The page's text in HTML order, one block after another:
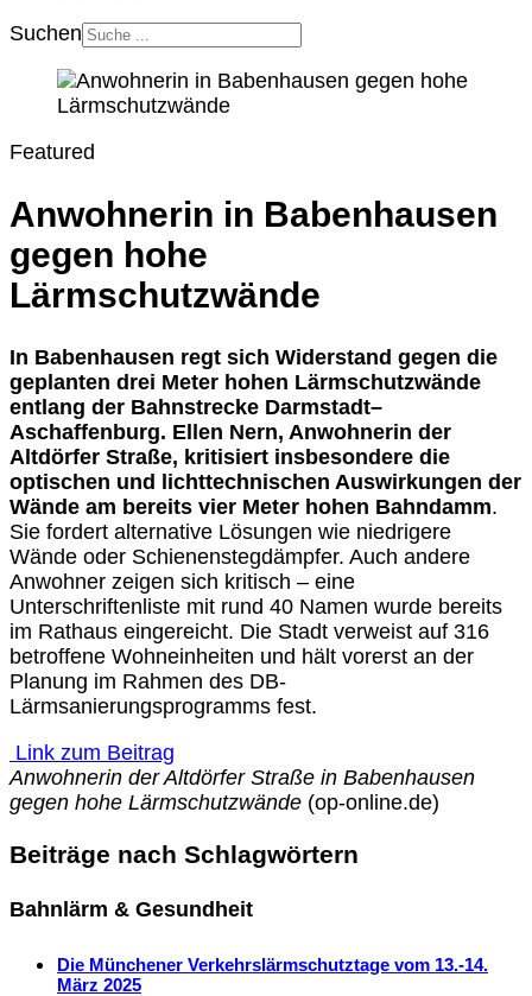
Suchen
Featured
Anwohnerin in Babenhausen
gegen hohe
Lärmschutzwände
In Babenhausen regt sich Widerstand gegen die
geplanten drei Meter hohen Lärmschutzwände
entlang der Bahnstrecke Darmstadt–
Aschaffenburg. Ellen Nern, Anwohnerin der
Altdörfer Straße, kritisiert insbesondere die
optischen und lichttechnischen Auswirkungen der
Wände am bereits vier Meter hohen Bahndamm.
Sie fordert alternative Lösungen wie niedrigere
Wände oder Schienenstegdämpfer. Auch andere
Anwohner zeigen sich kritisch – eine
Unterschriftenliste mit rund 40 Namen wurde bereits
im Rathaus eingereicht. Die Stadt verweist auf 316
betroffene Wohneinheiten und hält vorerst an der
Planung im Rahmen des DB-
Lärmsanierungsprogramms fest.
Link zum Beitrag
Anwohnerin der Altdörfer Straße in Babenhausen
gegen hohe Lärmschutzwände (op-online.de)
Beiträge nach Schlagwörtern
Bahnlärm & Gesundheit
Die Münchener Verkehrslärmschutztage vom 13.-14.
März 2025